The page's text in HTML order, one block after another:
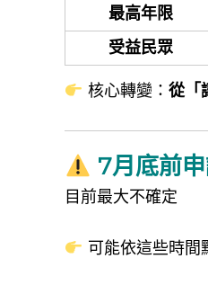
最高年限
受益民眾
核心轉變： 從「
7月底前
目前最大不確定
可能依這些時間